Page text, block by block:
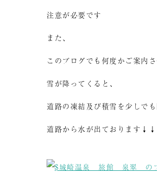
注意が必要です
また、
このブログでも何度かご案内
雪が降ってくると、
道路の凍結及び積雪を少しでも
道路から水が出ております↓↓